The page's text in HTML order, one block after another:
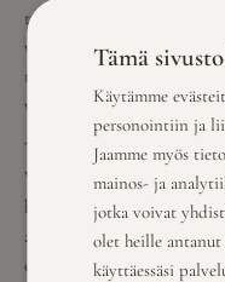
tämä on huomioida
varmistaa, että
tarkoittaa erilaisten
vapaalle yhdessäololle.
Tärkeää on myös hyvä
Vaikka ohjelma olisi
hyvä jättää tilaa
auttaa varmistamaan,
osallistua ohjelmaan
Tämä
Käytämme
personointiin ja
Jaamme myös
mainos- ja
jotka voivat
olet heille
käyttäessäsi